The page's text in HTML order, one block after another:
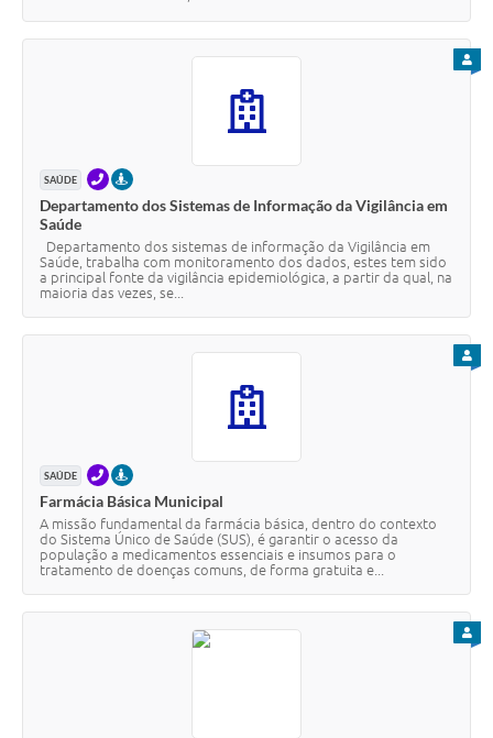
SAÚDE TELEFONEPRESENCIAL
Departamento dos Sistemas de Informação da Vigilância em
Saúde
Departamento dos sistemas de informação da Vigilância em
Saúde, trabalha com monitoramento dos dados, estes tem sido
a principal fonte da vigilância epidemiológica, a partir da qual, na
maioria das vezes, se...
SAÚDE TELEFONEPRESENCIAL
Farmácia Básica Municipal
A missão fundamental da farmácia básica, dentro do contexto
do Sistema Único de Saúde (SUS), é garantir o acesso da
população a medicamentos essenciais e insumos para o
tratamento de doenças comuns, de forma gratuita e...